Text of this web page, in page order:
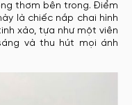
thơm bên trong. Điểm
là chiếc nắp chai hình
xảo, tựa như một viên
và thu hút mọi ánh